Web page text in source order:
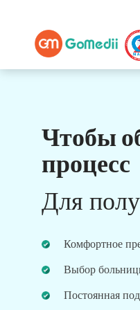
Чтобы
процесс
Для
Комфортное
Выбор
Постоянная
Наши преимущества
Лечение
Получите
Регулярные